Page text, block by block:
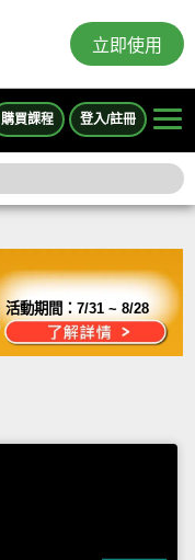
立即使用
購買課程 登入/註冊
活動期間：7/31 ~ 8/28